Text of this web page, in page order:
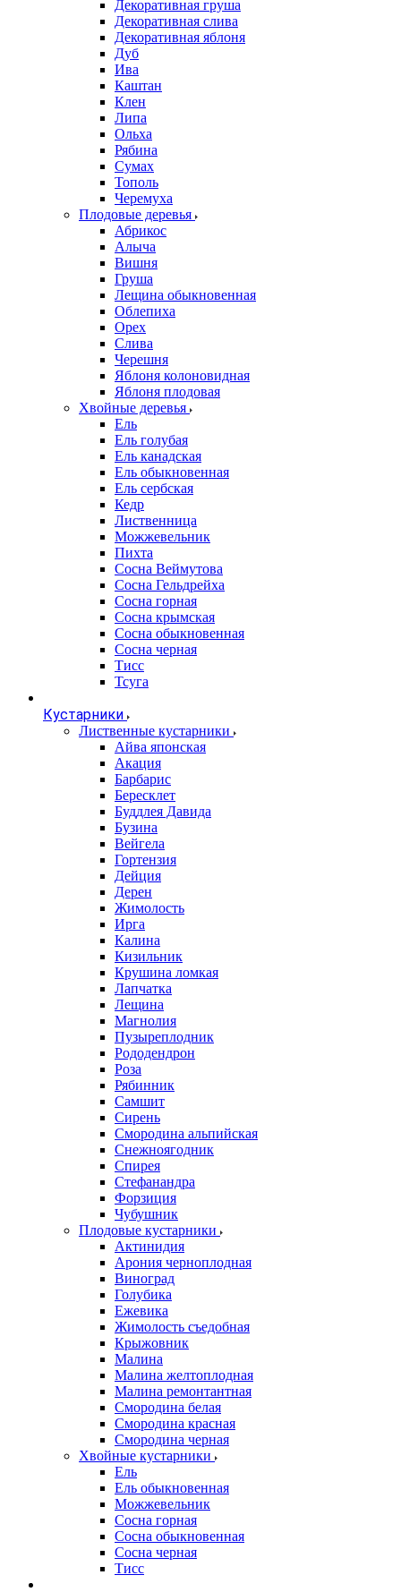
Декоративная груша
Декоративная слива
Декоративная яблоня
Дуб
Ива
Каштан
Клен
Липа
Ольха
Рябина
Сумах
Тополь
Черемуха
Плодовые деревья
Абрикос
Алыча
Вишня
Груша
Лещина обыкновенная
Облепиха
Орех
Слива
Черешня
Яблоня колоновидная
Яблоня плодовая
Хвойные деревья
Ель
Ель голубая
Ель канадская
Ель обыкновенная
Ель сербская
Кедр
Лиственница
Можжевельник
Пихта
Сосна Веймутова
Сосна Гельдрейха
Сосна горная
Сосна крымская
Сосна обыкновенная
Сосна черная
Тисс
Тсуга
Кустарники
Лиственные кустарники
Айва японская
Акация
Барбарис
Бересклет
Буддлея Давида
Бузина
Вейгела
Гортензия
Дейция
Дерен
Жимолость
Ирга
Калина
Кизильник
Крушина ломкая
Лапчатка
Лещина
Магнолия
Пузыреплодник
Рододендрон
Роза
Рябинник
Самшит
Сирень
Смородина альпийская
Снежноягодник
Спирея
Стефанандра
Форзиция
Чубушник
Плодовые кустарники
Актинидия
Арония черноплодная
Виноград
Голубика
Ежевика
Жимолость съедобная
Крыжовник
Малина
Малина желтоплодная
Малина ремонтантная
Смородина белая
Смородина красная
Смородина черная
Хвойные кустарники
Ель
Ель обыкновенная
Можжевельник
Сосна горная
Сосна обыкновенная
Сосна черная
Тисс